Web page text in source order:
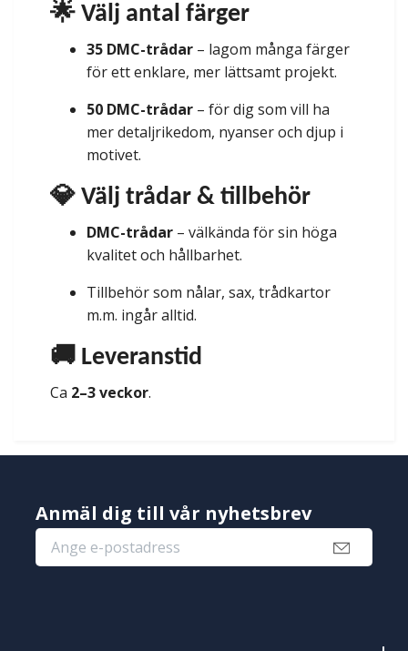
🌟 Välj antal färger
35 DMC-trådar – lagom många färger
för ett enklare, mer lättsamt projekt.
50 DMC-trådar – för dig som vill ha
mer detaljrikedom, nyanser och djup i
motivet.
💎 Välj trådar & tillbehör
DMC-trådar – välkända för sin höga
kvalitet och hållbarhet.
Tillbehör som nålar, sax, trådkartor
m.m. ingår alltid.
🚚 Leveranstid
Ca 2–3 veckor.
Anmäl dig till vår nyhetsbrev